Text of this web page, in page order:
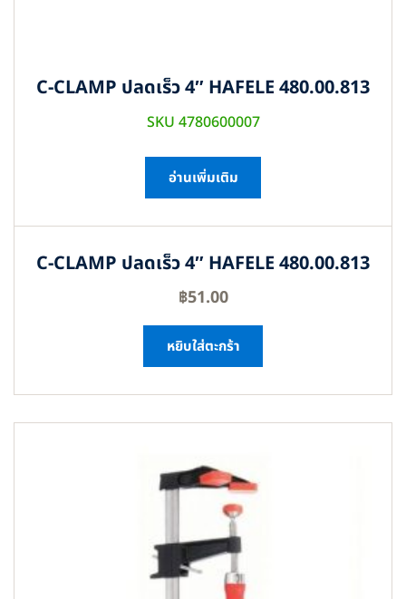
C-CLAMP ปลดเร็ว 4″ HAFELE 480.00.813
SKU 4780600007
อ่านเพิ่มเติม
C-CLAMP ปลดเร็ว 4″ HAFELE 480.00.813
฿51.00
หยิบใส่ตะกร้า